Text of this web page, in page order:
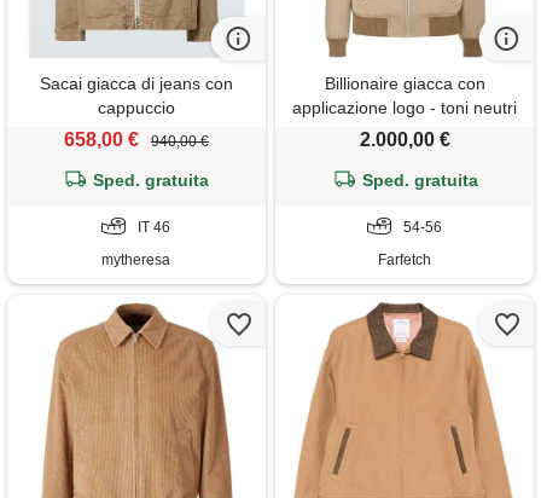
Sacai giacca di jeans con
cappuccio
658,00 € 940,00 €
Sped. gratuita
IT 46
mytheresa
Billionaire giacca con
applicazione logo - toni neutri
2.000,00 €
Sped. gratuita
54-56
Farfetch